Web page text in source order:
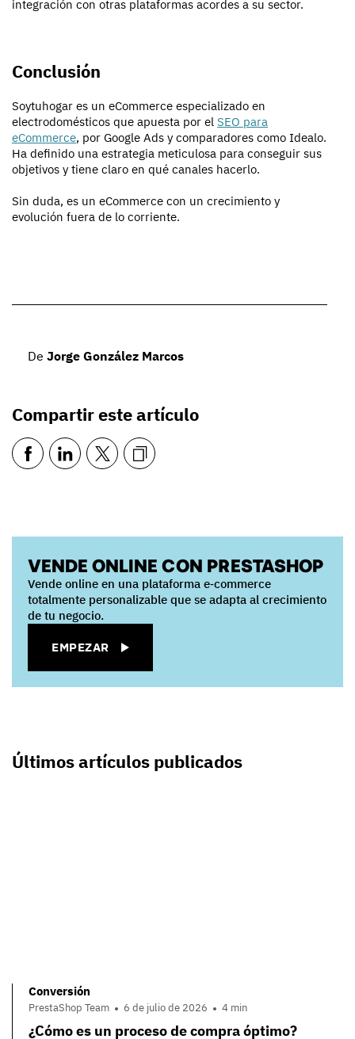
integración con otras plataformas acordes a su sector.
Conclusión
Soytuhogar es un eCommerce especializado en
electrodomésticos que apuesta por el SEO para
eCommerce, por Google Ads y comparadores como Idealo.
Ha definido una estrategia meticulosa para conseguir sus
objetivos y tiene claro en qué canales hacerlo.
Sin duda, es un eCommerce con un crecimiento y
evolución fuera de lo corriente.
De Jorge González Marcos
Compartir este artículo
VENDE ONLINE CON PRESTASHOP
Vende online en una plataforma e‑commerce
totalmente personalizable que se adapta al crecimiento
de tu negocio.
EMPEZAR
Últimos artículos publicados
Conversión
PrestaShop Team 6 de julio de 2026 4 min
¿Cómo es un proceso de compra óptimo?